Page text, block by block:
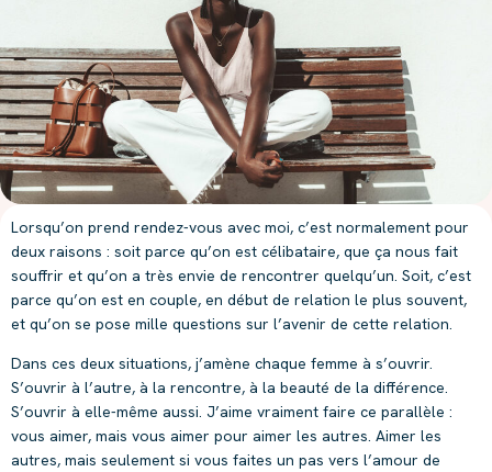
Lorsqu’on prend rendez-vous avec moi, c’est normalement pour
deux raisons : soit parce qu’on est célibataire, que ça nous fait
souffrir et qu’on a très envie de rencontrer quelqu’un. Soit, c’est
parce qu’on est en couple, en début de relation le plus souvent,
et qu’on se pose mille questions sur l’avenir de cette relation.
Dans ces deux situations, j’amène chaque femme à s’ouvrir.
S’ouvrir à l’autre, à la rencontre, à la beauté de la différence.
S’ouvrir à elle-même aussi. J’aime vraiment faire ce parallèle :
vous aimer, mais vous aimer pour aimer les autres. Aimer les
autres, mais seulement si vous faites un pas vers l’amour de